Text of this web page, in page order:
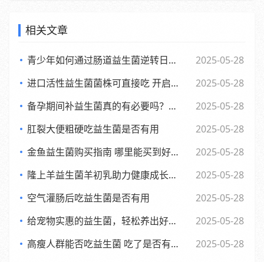
相关文章
青少年如何通过肠道益生菌逆转日常倦怠，活力满满每一天
2025-05-28
进口活性益生菌菌株可直接吃 开启健康新体验
2025-05-28
备孕期间补益生菌真的有必要吗？了解背后的和科学依据
2025-05-28
肛裂大便粗硬吃益生菌是否有用
2025-05-28
金鱼益生菌购买指南 哪里能买到好用又实惠的金鱼益生菌
2025-05-28
隆上羊益生菌羊初乳助力健康成长的全新探索与应用
2025-05-28
空气灌肠后吃益生菌是否有用
2025-05-28
给宠物实惠的益生菌，轻松养出好肚子，赶快来看看吧
2025-05-28
高瘦人群能否吃益生菌 吃了是否有效果
2025-05-28